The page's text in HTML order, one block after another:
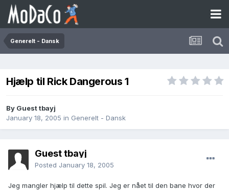
Generelt - Dansk
Hjælp til Rick Dangerous 1
By Guest tbayj
January 18, 2005 in Generelt - Dansk
Guest tbayj
Posted January 18, 2005
Jeg mangler hjælp til dette spil. Jeg er nået til den bane hvor der